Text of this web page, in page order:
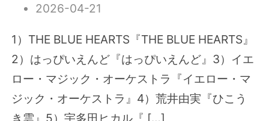
2026-04-21
1）THE BLUE HEARTS『THE BLUE HEARTS』
2）はっぴいえんど『はっぴいえんど』3）イエ
ロー・マジック・オーケストラ『イエロー・マ
ジック・オーケストラ』4）荒井由実『ひこう
き雲』5）宇多田ヒカル『 […]